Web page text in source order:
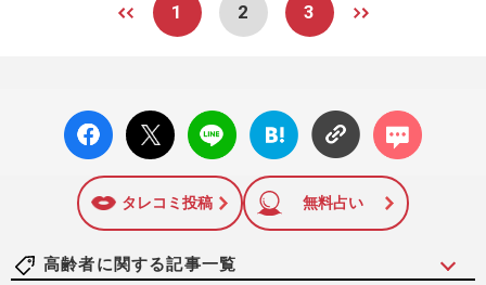
1 2 3
facebo
ok い
X ポス
ト
LINE
はてな
ブック
に追加
コメン
ト
タレコミ投稿 無料占い
高齢者に関する記事一覧